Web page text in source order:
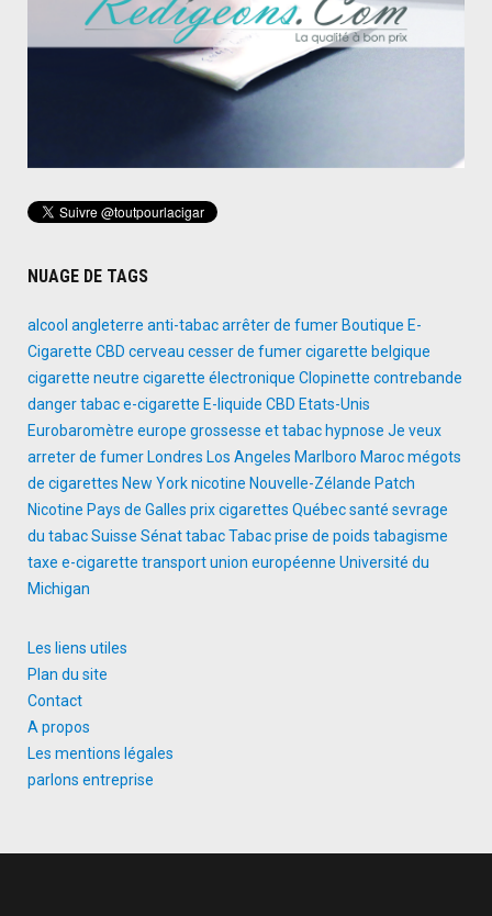
NUAGE DE TAGS
alcool angleterre anti-tabacarrêter de fumer Boutique E-
Cigarette CBD cerveau cesser de fumercigarette belgique
cigarette neutre cigarette électronique Clopinette contrebande
danger tabace-cigarette E-liquide CBD Etats-Unis
Eurobaromètre europe grossesse et tabac hypnose Je veux
arreter de fumer Londres Los Angeles Marlboro Marocmégots
de cigarettes New Yorknicotine Nouvelle-Zélande Patch
Nicotine Pays de Galles prix cigarettes Québecsanté sevrage
du tabacSuisse SénattabacTabac prise de poids tabagisme
taxe e-cigarette transportunion européenne Université du
Michigan
Les liens utiles
Plan du site
Contact
A propos
Les mentions légales
parlons entreprise